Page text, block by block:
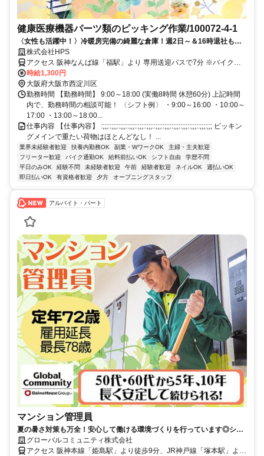
健康医療機器パーツ類のピッキング作業/100072-4-1
〈女性も活躍中！〉冷暖房完備の綺麗な倉庫！週2日～＆16時退社も
OK！/送迎あり/ピッキング作業
株式会社HPS
アクセス 阪神なんば線「福駅」より 専用送迎バスで7分 ※バイク・
自転車通勤OK
時給1,300円
大阪府大阪市西淀川区
勤務時間 【勤務時間】 9:00～18:00 (実働8時間 休憩60分) 上記時間
内で、勤務時間の相談可能！ 〈シフト例〉 ・9:00～16:00 ・10:00～
17:00 ・13:00～18:00...
仕事内容 【仕事内容】 :;;;::;;;::;;;::;;;::;;;::;;;::;;;::;;;::;;;::;;;::;;;::;;;:;;; ピッキン
グメインで重たい荷物はほとんどなし！ ...
業界未経験者歓迎 扶養内勤務OK 副業・WワークOK
主婦・主夫歓迎
フリーター歓迎
バイク通勤OK 給料前払いOK シフト自由
学歴不問
平日のみOK
経験不問 未経験者歓迎 午前 経験者歓迎 ネイルOK
週払いOK
即日払いOK
有資格者歓迎 夕方 オープニングスタッフ
アルバイト・パート
マンション管理員
夏の暑さ対策も万全！安心して働ける環境づくりを行っています◎シニ
ア＆中高年活躍中！65歳以上多数在籍◎週6日勤務・日祝休み！＜未経
験歓迎／社保完備／残業なし＞
グローバルコミュニティ株式会社
アクセス 阪神本線「姫島駅」より徒歩9分、JR神戸線「塚本駅」より